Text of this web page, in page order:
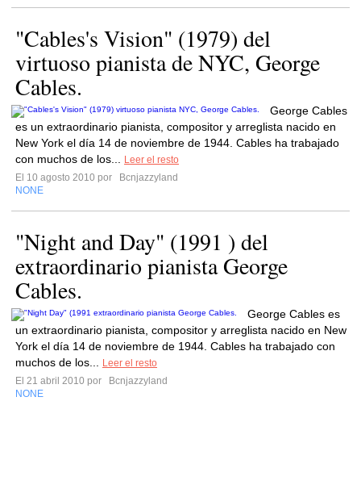
"Cables's Vision" (1979) del
virtuoso pianista de NYC, George
Cables.
George Cables
es un extraordinario pianista, compositor y arreglista nacido en
New York el día 14 de noviembre de 1944. Cables ha trabajado
con muchos de los...
Leer el resto
El 10 agosto 2010 por
Bcnjazzyland
NONE
"Night and Day" (1991 ) del
extraordinario pianista George
Cables.
George Cables es
un extraordinario pianista, compositor y arreglista nacido en New
York el día 14 de noviembre de 1944. Cables ha trabajado con
muchos de los...
Leer el resto
El 21 abril 2010 por
Bcnjazzyland
NONE